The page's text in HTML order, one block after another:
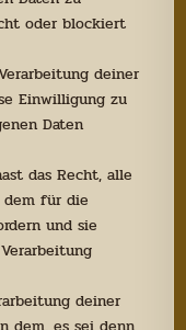
oder blockiert
deiner
Einwilligung zu
Daten
das Recht, alle
dem für die
und sie
deiner